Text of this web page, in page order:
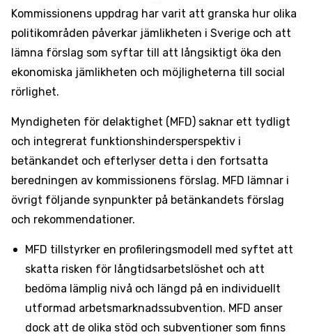
Kommissionens uppdrag har varit att granska hur olika
politikområden påverkar jämlikheten i Sverige och att
lämna förslag som syftar till att långsiktigt öka den
ekonomiska jämlikheten och möjligheterna till social
rörlighet.
Myndigheten för delaktighet (MFD) saknar ett tydligt
och integrerat funktionshindersperspektiv i
betänkandet och efterlyser detta i den fortsatta
beredningen av kommissionens förslag. MFD lämnar i
övrigt följande synpunkter på betänkandets förslag
och rekommendationer.
MFD tillstyrker en profileringsmodell med syftet att
skatta risken för långtidsarbetslöshet och att
bedöma lämplig nivå och längd på en individuellt
utformad arbetsmarknadssubvention. MFD anser
dock att de olika stöd och subventioner som finns